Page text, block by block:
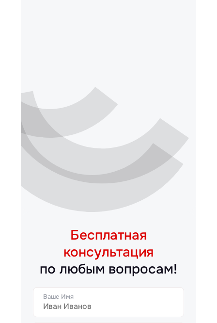
Бесплатная
консультация
по любым вопросам!
Ваше Имя